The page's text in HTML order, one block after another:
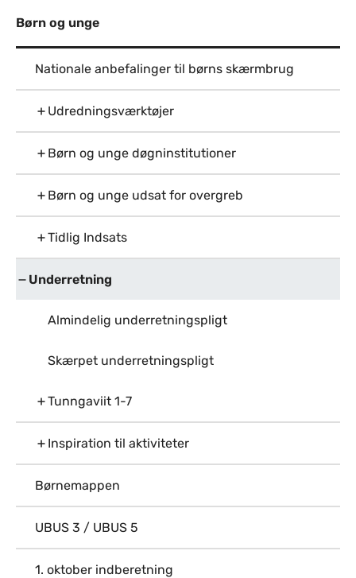
Børn og unge
Nationale anbefalinger til børns skærmbrug
Udredningsværktøjer
Børn og unge døgninstitutioner
Børn og unge udsat for overgreb
Tidlig Indsats
Underretning
Almindelig underretningspligt
Skærpet underretningspligt
Tunngaviit 1-7
Inspiration til aktiviteter
Børnemappen
UBUS 3 / UBUS 5
1. oktober indberetning